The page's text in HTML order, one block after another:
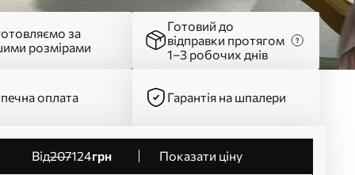
за
розмірами
Готовий до
відправки протягом
1–3 робочих днів
оплата Гарантія на шпалери
від207124грн Показати ціну